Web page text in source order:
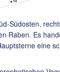
Südosten,
Raben. Es
eine